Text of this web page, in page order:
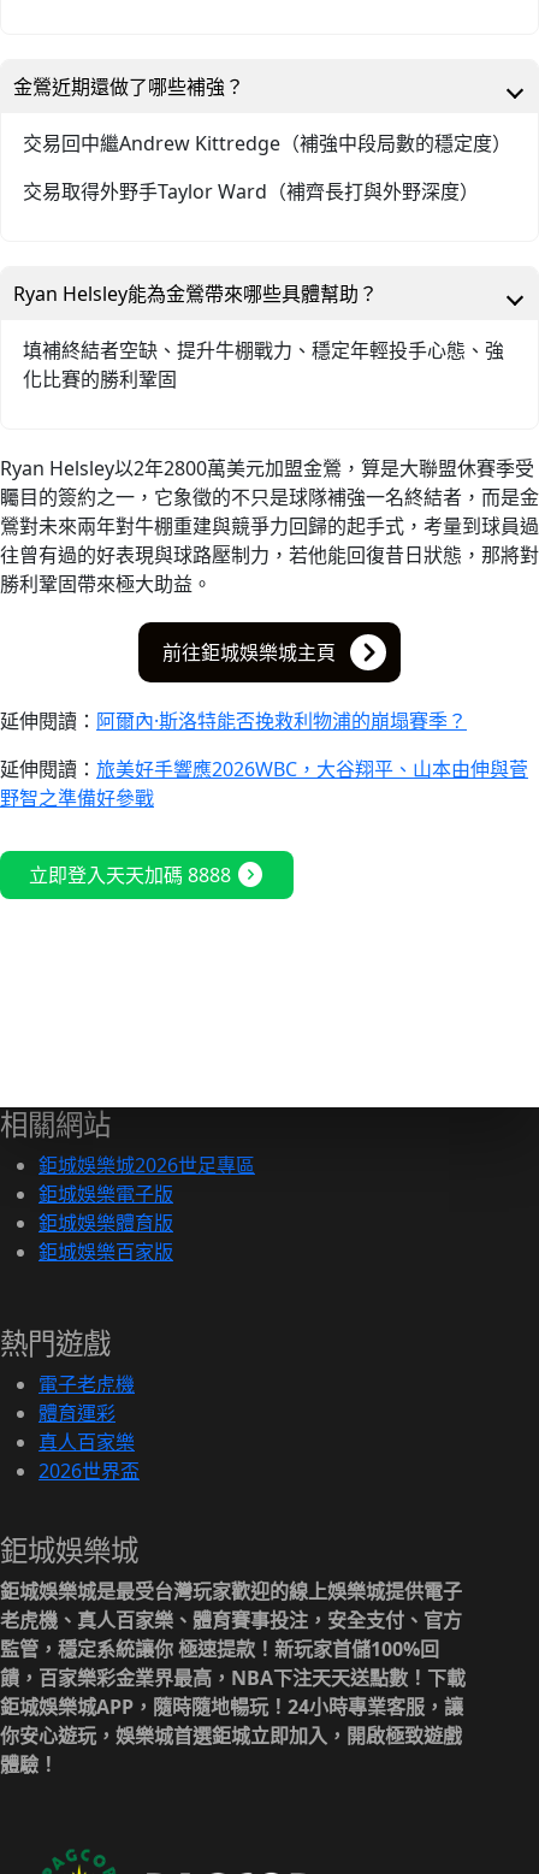
金鶯近期還做了哪些補強？
交易回中繼Andrew Kittredge（補強中段局數的穩定度）
交易取得外野手Taylor Ward（補齊長打與外野深度）
Ryan Helsley能為金鶯帶來哪些具體幫助？
填補終結者空缺、提升牛棚戰力、穩定年輕投手心態、強
化比賽的勝利鞏固
Ryan Helsley以2年2800萬美元加盟金鶯，算是大聯盟休賽季受
矚目的簽約之一，它象徵的不只是球隊補強一名終結者，而是金
鶯對未來兩年對牛棚重建與競爭力回歸的起手式，考量到球員過
往曾有過的好表現與球路壓制力，若他能回復昔日狀態，那將對
勝利鞏固帶來極大助益。
前往鉅城娛樂城主頁
延伸閱讀： 阿爾內·斯洛特能否挽救利物浦的崩塌賽季？
延伸閱讀： 旅美好手響應2026WBC，大谷翔平、山本由伸與菅
野智之準備好參戰
立即登入天天加碼 8888 expand_circle_right
相關網站
鉅城娛樂城2026世足專區
鉅城娛樂電子版
鉅城娛樂體育版
鉅城娛樂百家版
熱門遊戲
電子老虎機
體育運彩
真人百家樂
2026世界盃
鉅城娛樂城
鉅城娛樂城是最受台灣玩家歡迎的線上娛樂城提供電子
老虎機、真人百家樂、體育賽事投注，安全支付、官方
監管，穩定系統讓你 極速提款！新玩家首儲100%回
饋，百家樂彩金業界最高，NBA下注天天送點數！下載
鉅城娛樂城APP，隨時隨地暢玩！24小時專業客服，讓
你安心遊玩，娛樂城首選鉅城立即加入，開啟極致遊戲
體驗！